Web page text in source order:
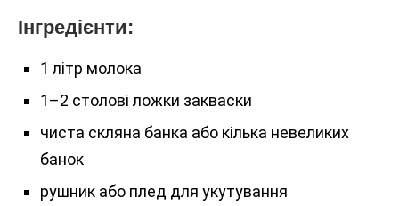
Інгредієнти:
1 літр молока
1–2 столові ложки закваски
чиста скляна банка або кілька невеликих
банок
рушник або плед для укутування